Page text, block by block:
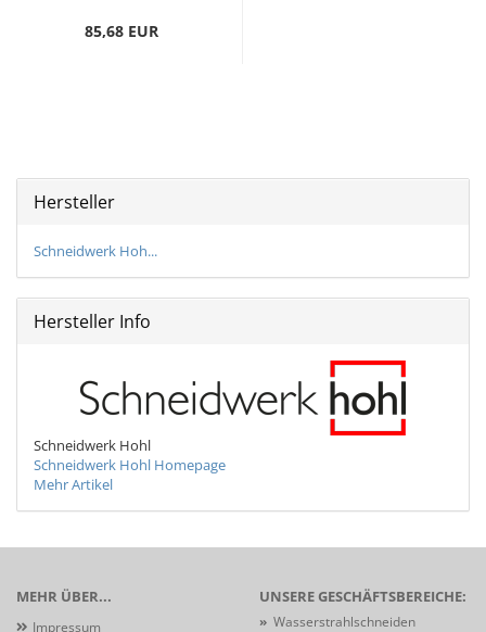
85,68 EUR
Hersteller
Schneidwerk Hoh...
Hersteller Info
Schneidwerk Hohl
Schneidwerk Hohl Homepage
Mehr Artikel
MEHR ÜBER...
Impressum
UNSERE GESCHÄFTSBEREICHE:
» Wasserstrahlschneiden